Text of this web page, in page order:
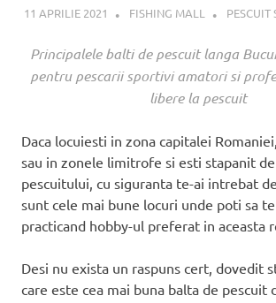
11 APRILIE 2021 FISHING MALL PESCUIT
Principalele balti de pescuit langa
pentru pescarii sportivi amatori si
libere la pescuit
Daca locuiesti in zona capitalei
sau in zonele limitrofe si esti stapanit
pescuitului, cu siguranta te-ai intrebat
sunt cele mai bune locuri unde poti sa
practicand hobby-ul preferat in aceasta
Desi nu exista un raspuns cert, dovedit
care este cea mai buna balta de pescuit